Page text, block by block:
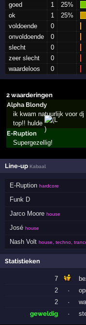
goed
1
25%
ok
1
25%
voldoende
0
onvoldoende
0
slecht
0
zeer slecht
0
waardeloos
0
2 waarderingen
Alpha Blondy
ik kwam natuurlijk voor
top!! hulde
E-Ruption
Supergezellig!
Line-up Kabaal
E-Ruption hardcore
Funk D
Jarco Moore house
José house
Nash Volt house, techno,
Statistieken
7
2
·
2
·
geweldig
·